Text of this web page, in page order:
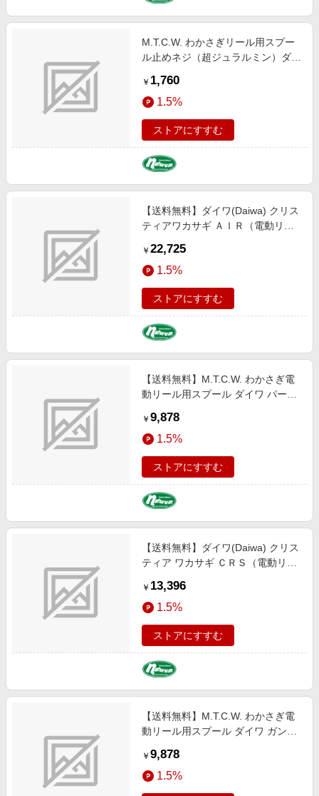
M.T.C.W. わかさぎリール用スプー
ル止めネジ（超ジュラルミン）ダイ
ズ用 チタンゴールド
￥ 1,760
1.5%
ストアにすすむ
【送料無料】ダイワ(Daiwa) クリス
ティアワカサギ ＡＩＲ（電動リー
￥ 22,725
1.5%
ストアにすすむ
【送料無料】M.T.C.W. わかさぎ電
動リール用スプール ダイワ パープ
￥ 9,878
1.5%
ストアにすすむ
【送料無料】ダイワ(Daiwa) クリス
ティア ワカサギ ＣＲＳ（電動リー
￥ 13,396
1.5%
ストアにすすむ
【送料無料】M.T.C.W. わかさぎ電
動リール用スプール ダイワ ガンメ
￥ 9,878
1.5%